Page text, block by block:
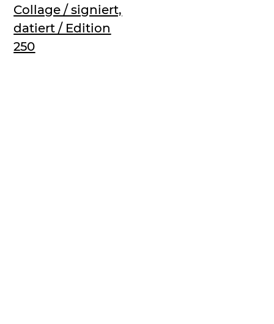
Collage / signiert,
datiert / Edition
250